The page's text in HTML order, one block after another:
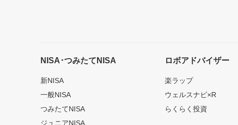
NISA･つみたてNISA
新NISA
一般NISA
つみたてNISA
ジュニアNISA
ロボアドバイザー
楽ラップ
ウェルスナビ×R
らくらく投資